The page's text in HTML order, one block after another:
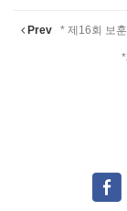
Prev * 제16회 보